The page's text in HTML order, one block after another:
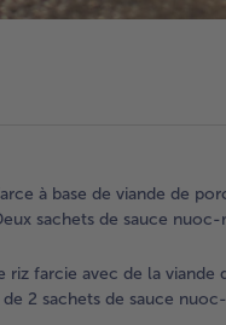
à base de viande de
sachets de sauce nuoc-
riz farcie avec de la
2 sachets de sauce